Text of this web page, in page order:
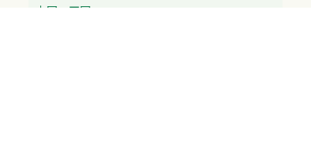
中国・四国